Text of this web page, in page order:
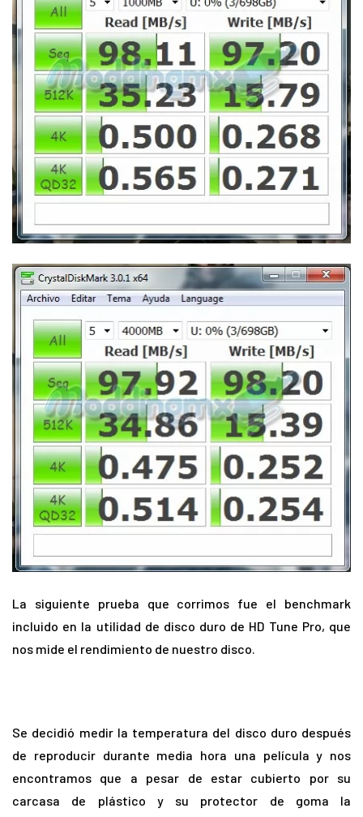
La siguiente prueba que corrimos fue el benchmark
incluido en la utilidad de disco duro de HD Tune Pro, que
nos mide el rendimiento de nuestro disco.
Se decidió medir la temperatura del disco duro después
de reproducir durante media hora una película y nos
encontramos que a pesar de estar cubierto por su
carcasa de plástico y su protector de goma la